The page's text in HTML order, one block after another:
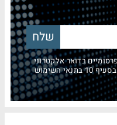
בדואר אלקטרוני
השימוש